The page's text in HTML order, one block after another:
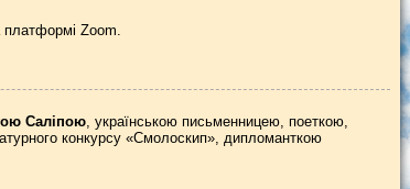
Zoom.
Саліпою, українською письменницею, поеткою,
конкурсу «Смолоскип», дипломанткою